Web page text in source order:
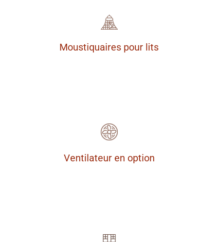
Moustiquaires pour lits
Ventilateur en option